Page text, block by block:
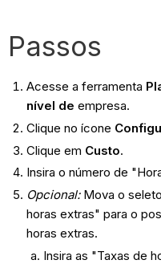
Passos
Acesse a ferramenta
nível de empresa.
Clique no ícone
Clique em Custo.
Insira o número de
Opcional:Mova o
horas extras" para o
horas extras.
Insira as "Taxas de